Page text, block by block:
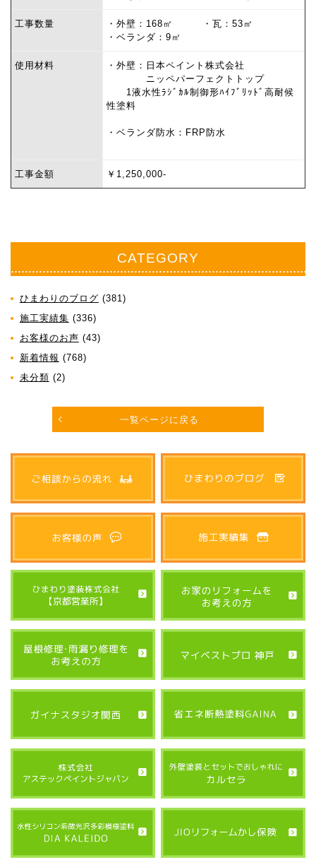
工事数量
・外壁：168㎡ ・瓦：53㎡
・ベランダ：9㎡
使用材料
・外壁：日本ペイント株式会社
ニッペパーフェクトトップ
1液水性ﾗｼﾞｶﾙ制御形ﾊｲﾌﾞﾘｯﾄﾞ高耐候
性塗料
・ベランダ防水：FRP防水
工事金額 ￥1,250,000-
CATEGORY
ひまわりのブログ (381)
施工実績集 (336)
お客様のお声 (43)
新着情報 (768)
未分類 (2)
一覧ページに戻る